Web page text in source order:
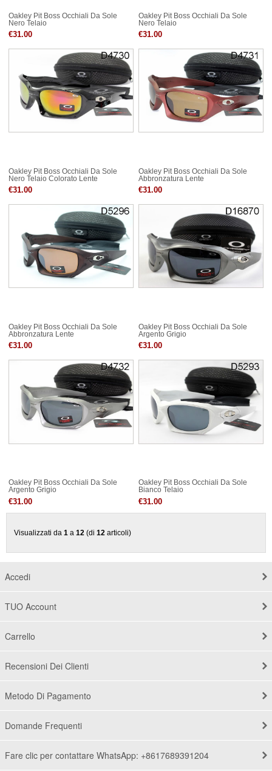
Oakley Pit Boss Occhiali Da Sole
Nero Telaio
€31.00
Oakley Pit Boss Occhiali Da Sole
Nero Telaio
€31.00
Oakley Pit Boss Occhiali Da Sole
Nero Telaio Colorato Lente
€31.00
Oakley Pit Boss Occhiali Da Sole
Abbronzatura Lente
€31.00
Oakley Pit Boss Occhiali Da Sole
Abbronzatura Lente
€31.00
Oakley Pit Boss Occhiali Da Sole
Argento Grigio
€31.00
Oakley Pit Boss Occhiali Da Sole
Argento Grigio
€31.00
Oakley Pit Boss Occhiali Da Sole
Bianco Telaio
€31.00
Visualizzati da 1 a 12 (di 12 articoli)
Accedi
TUO Account
Carrello
Recensioni Dei Clienti
Metodo Di Pagamento
Domande Frequenti
Fare clic per contattare WhatsApp: +8617689391204